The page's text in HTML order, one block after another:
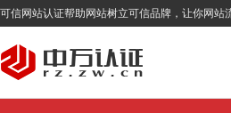
可信网站认证帮助网站树立可信品牌，让你网